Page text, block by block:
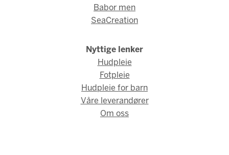
Babor men
SeaCreation
Nyttige lenker
Hudpleie
Fotpleie
Hudpleie for barn
Våre leverandører
Om oss